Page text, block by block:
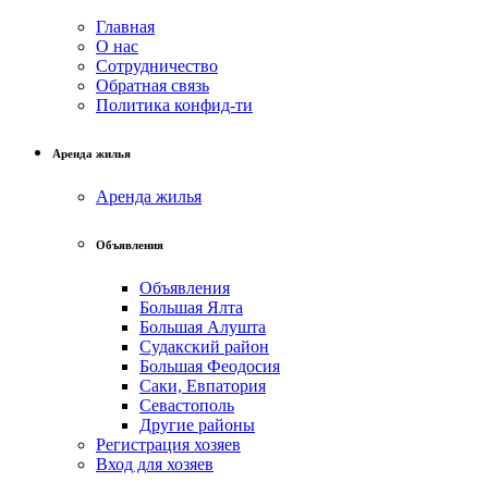
Главная
О нас
Сотрудничество
Обратная связь
Политика конфид-ти
Аренда жилья
Аренда жилья
Объявления
Объявления
Большая Ялта
Большая Алушта
Судакский район
Большая Феодосия
Саки, Евпатория
Севастополь
Другие районы
Регистрация хозяев
Вход для хозяев